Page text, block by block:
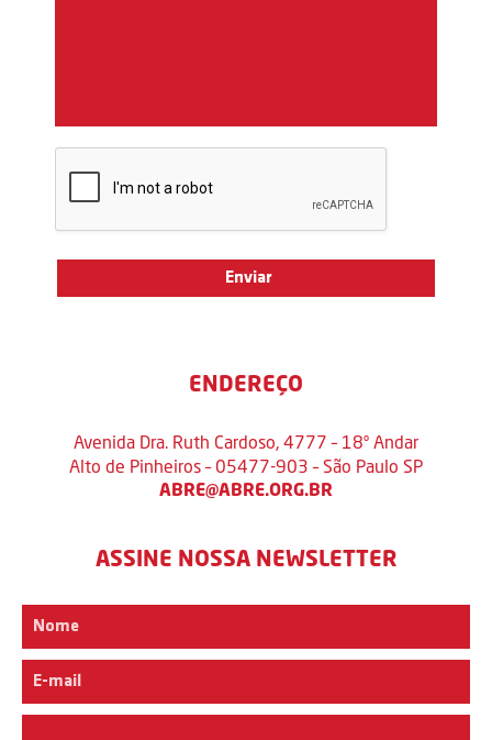
ENDEREÇO
Avenida Dra. Ruth Cardoso, 4777 – 18º Andar
Alto de Pinheiros – 05477-903 – São Paulo SP
ABRE@ABRE.ORG.BR
ASSINE NOSSA NEWSLETTER